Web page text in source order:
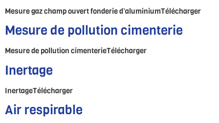
Mesure gaz champ ouvert fonderie d’aluminiumTélécharger
Mesure de pollution cimenterie
Mesure de pollution cimenterieTélécharger
Inertage
InertageTélécharger
Air respirable